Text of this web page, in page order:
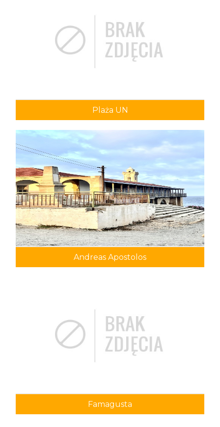
Plaża UN
Andreas Apostolos
Famagusta